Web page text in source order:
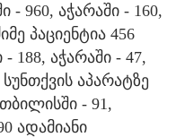
960, აჭარაში - 160,
პაციენტია 456
188, აჭარაში - 47,
აპარატზე
- 91,
ადამიანი